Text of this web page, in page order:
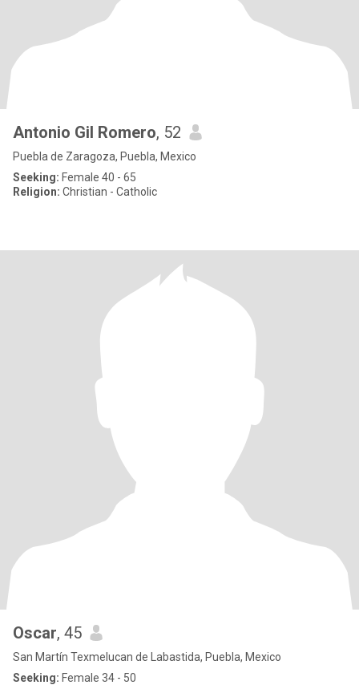
Antonio Gil Romero, 52
Puebla de Zaragoza, Puebla, Mexico
Seeking: Female 40 - 65
Religion: Christian - Catholic
Oscar, 45
San Martín Texmelucan de Labastida, Puebla, Mexico
Seeking: Female 34 - 50